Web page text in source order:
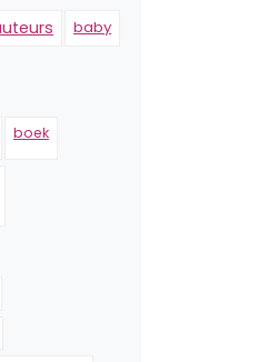
baby
boek